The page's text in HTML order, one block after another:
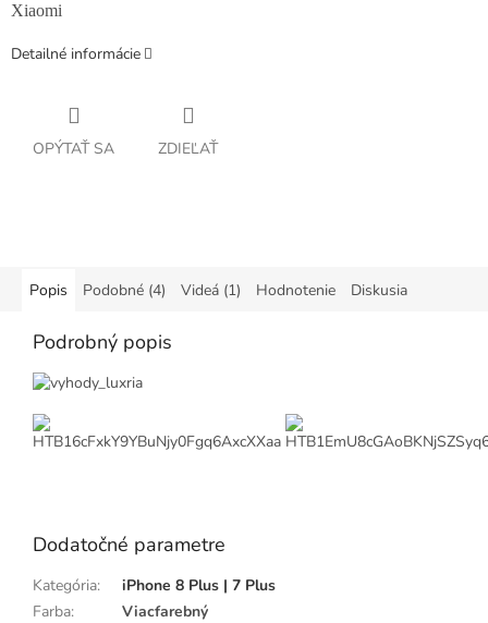
Xiaomi
Detailné informácie
OPÝTAŤ SA ZDIEĽAŤ
Popis Podobné (4) Videá (1) Hodnotenie Diskusia
Podrobný popis
Dodatočné parametre
Kategória:
iPhone 8 Plus | 7 Plus
Farba:
Viacfarebný